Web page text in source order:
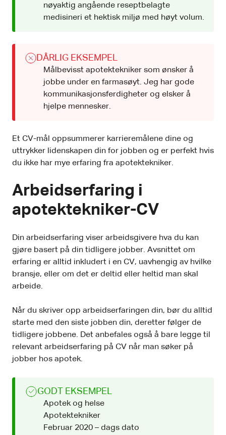
nøyaktig angående reseptbelagte
medisineri et hektisk miljø med høyt volum.
DÅRLIG EKSEMPEL
Målbevisst apotektekniker som ønsker å
jobbe under en farmasøyt. Jeg har gode
kommunikasjonsferdigheter og elsker å
hjelpe mennesker.
Et CV-mål oppsummerer karrieremålene dine og
uttrykker lidenskapen din for jobben og er perfekt hvis
du ikke har mye erfaring fra apotektekniker.
Arbeidserfaring i
apotektekniker-CV
Din arbeidserfaring viser arbeidsgivere hva du kan
gjøre basert på din tidligere jobber. Avsnittet om
erfaring er alltid inkludert i en CV, uavhengig av hvilke
bransje, eller om det er deltid eller heltid man skal
arbeide.
Når du skriver opp arbeidserfaringen din, bør du alltid
starte med den siste jobben din, deretter følger de
tidligere jobbene. Det anbefales også å bare legge til
relevant arbeidserfaring på CV når man søker på
jobber hos apotek.
GODT EKSEMPEL
Apotek og helse
Apotektekniker
Februar 2020 – dags dato